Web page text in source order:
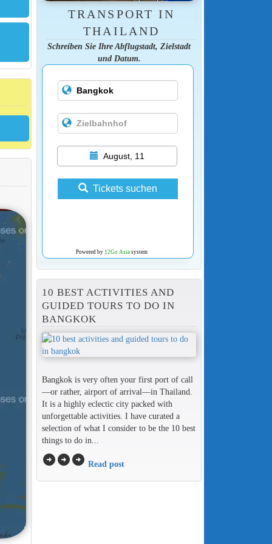
TRANSPORT IN
THAILAND
Schreiben Sie Ihre Abflugstadt, Zielstadt
und Datum.
August, 11
Tickets suchen
Powered by 12Go Asiasystem
10 BEST ACTIVITIES AND
GUIDED TOURS TO DO IN
BANGKOK
Bangkok is very often your first port of call
—or rather, airport of arrival—in Thailand.
It is a highly eclectic city packed with
unforgettable activities. I have curated a
selection of what I consider to be the 10 best
things to do in...
arrow_circle_rightarrow_circle_rightarrow_circle_right Read post